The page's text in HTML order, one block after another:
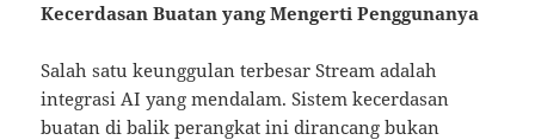
Kecerdasan Buatan yang Mengerti Penggunanya
Salah satu keunggulan terbesar Stream adalah
integrasi AI yang mendalam. Sistem kecerdasan
buatan di balik perangkat ini dirancang bukan